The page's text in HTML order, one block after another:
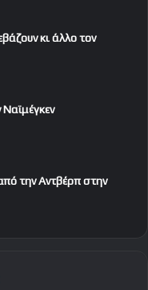
κι άλλο τον
Ναϊμέγκεν
την Αντβέρπ στην